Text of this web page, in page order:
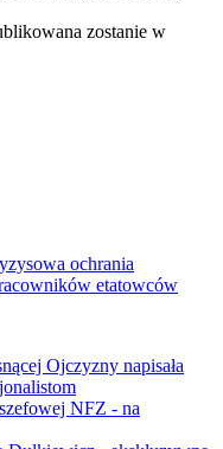
zostanie w
ochrania
etatowców
Ojczyzny napisała
NFZ - na